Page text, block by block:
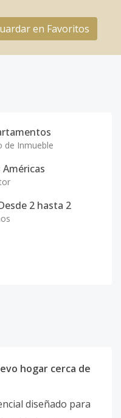
en Favoritos
de Inmueble
Américas
2 hasta 2
hogar cerca de
diseñado para